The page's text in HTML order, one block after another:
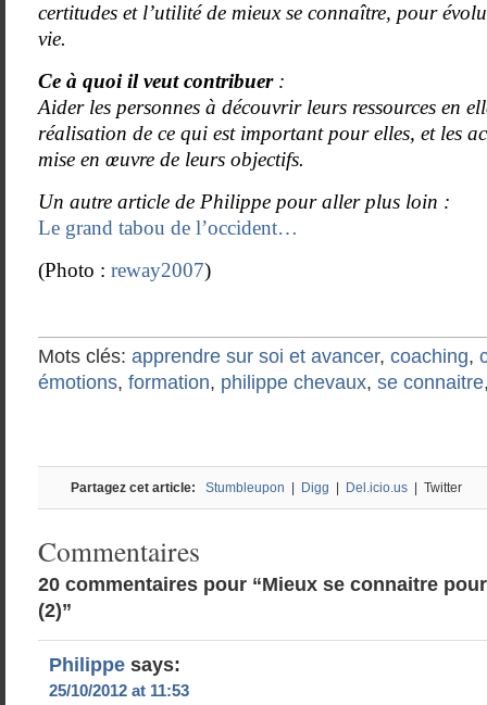
certitudes et l’utilité de mieux se connaître, pour
vie.
Ce à quoi il veut contribuer:
Aider les personnes à découvrir leurs ressources en
réalisation de ce qui est important pour elles, et les
mise en œuvre de leurs objectifs.
Un autre article de Philippe pour aller plus loin :
Le grand tabou de l’occident…
(Photo : reway2007)
Mots clés: apprendre sur soi et avancer, coaching,
émotions, formation, philippe chevaux, se connaitre
Partagez cet article: Stumbleupon Digg Del.icio.us | Twitter
Commentaires
20 commentaires pour “Mieux se connaitre
(2)”
Philippe says:
25/10/2012 at 11:53